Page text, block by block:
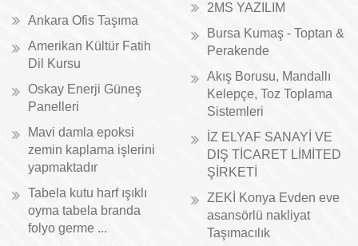
Ankara Ofis Taşıma
Amerikan Kültür Fatih
Dil Kursu
Oskay Enerji Güneş
Panelleri
Mavi damla epoksi
zemin kaplama işlerini
yapmaktadır
Tabela kutu harf ışıklı
oyma tabela branda
folyo germe ...
2MS YAZILIM
Bursa Kumaş - Toptan &
Perakende
Akış Borusu, Mandallı
Kelepçe, Toz Toplama
Sistemleri
İZ ELYAF SANAYİ VE
DIŞ TİCARET LİMİTED
ŞİRKETİ
ZEKİ Konya Evden eve
asansörlü nakliyat
Taşımacılık